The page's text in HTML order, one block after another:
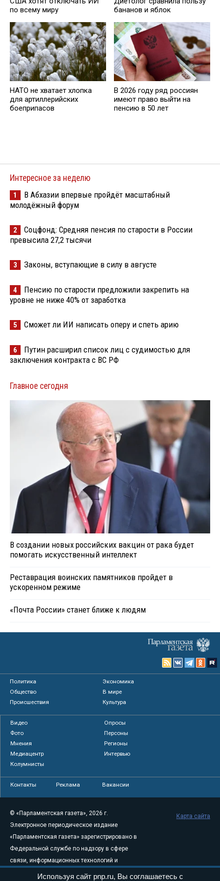
по всему миру
бананов и яблок
НАТО не хватает хлопка
для артиллерийских
боеприпасов
В 2026 году ряд россиян
имеют право выйти на
пенсию в 50 лет
Интересное за неделю
1
В Абхазии впервые пройдёт масштабный
молодёжный форум
2
Соцфонд: Средняя пенсия по старости в России
превысила 27,2 тысячи
3 Законы, вступающие в силу в августе
4
Пенсию по старости предложили закрепить на
уровне не ниже 40% от заработка
5 Сможет ли ИИ написать оперу и спеть арию
6
Путин расширил список лиц с судимостью для
заключения контракта с ВС РФ
Главное сегодня
В создании новых российских вакцин от рака будет
помогать искусственный интеллект
Реставрация воинских памятников пройдет в
ускоренном режиме
«Почта России» станет ближе к людям
Политика
Экономика
Общество
В мире
Происшествия
Культура
Видео
Опросы
Фото
Персоны
Мнения
Регионы
Медиацентр
Интервью
Колумнисты
Контакты Реклама Вакансии
© «Парламентская газета», 2026 г.
Электронное периодическое издание
«Парламентская газета» зарегистрировано в
Федеральной службе по надзору в сфере
связи, информационных технологий и
Карта сайта
Используя сайт pnp.ru, Вы соглашаетесь с